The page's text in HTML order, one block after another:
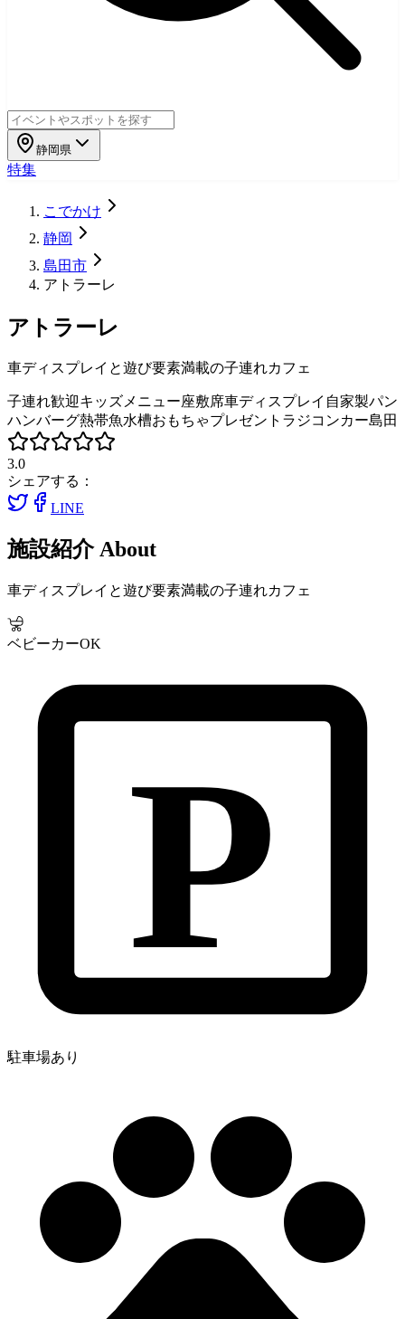
静岡県
特集
こでかけ
静岡
島田市
アトラーレ
アトラーレ
車ディスプレイと遊び要素満載の子連れカフェ
子連れ歓迎キッズメニュー座敷席車ディスプレイ 自家製パン
ハンバーグ熱帯魚水槽おもちゃプレゼント ラジコンカー島田
3.0
シェアする：
LINE
施設紹介 About
車ディスプレイと遊び要素満載の子連れカフェ
ベビーカーOK
P
駐車場あり